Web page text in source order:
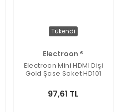
Tükendi
Electroon ®
Electroon Mini HDMI Dişi
Gold Şase Soket HD101
97,61 TL